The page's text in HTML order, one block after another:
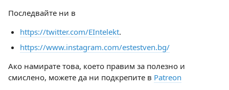
Последвайте ни в
https://twitter.com/EIntelekt.
https://www.instagram.com/estestven.bg/
Ако намирате това, което правим за полезно и
смислено, можете да ни подкрепите в Patreon